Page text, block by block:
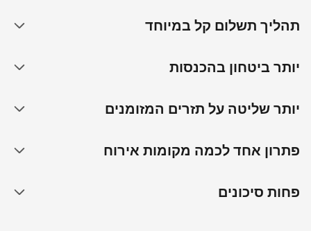
תהליך תשלום קל במיוחד
יותר ביטחון בהכנסות
יותר שליטה על תזרים המזומנים
פתרון אחד לכמה מקומות אירוח
פחות סיכונים